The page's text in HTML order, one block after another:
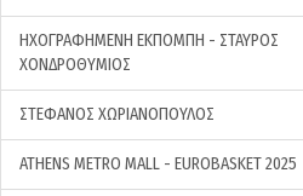
ΗΧΟΓΡΑΦΗΜΕΝΗ ΕΚΠΟΜΠΗ - ΣΤΑΥΡΟΣ
ΧΟΝΔΡΟΘΥΜΙΟΣ
ΣΤΕΦΑΝΟΣ ΧΩΡΙΑΝΟΠΟΥΛΟΣ
ATHENS METRO MALL - EUROBASKET 2025